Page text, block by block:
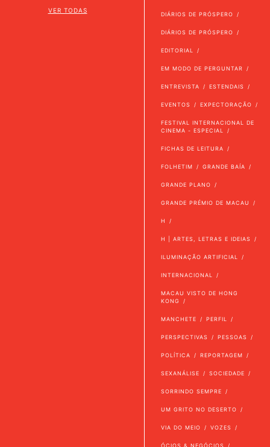
VER TODAS
DIÁRIOS DE PRÓSPERO
DIÁRIOS DE PRÓSPERO
EDITORIAL
EM MODO DE PERGUNTAR
ENTREVISTA ESTENDAIS
EVENTOS EXPECTORAÇÃO
FESTIVAL INTERNACIONAL DE
CINEMA - ESPECIAL
FICHAS DE LEITURA
FOLHETIM GRANDE BAÍA
GRANDE PLANO
GRANDE PRÉMIO DE MACAU
H
H | ARTES, LETRAS E IDEIAS
ILUMINAÇÃO ARTIFICIAL
INTERNACIONAL
MACAU VISTO DE HONG
KONG
MANCHETE PERFIL
PERSPECTIVAS PESSOAS
POLÍTICA REPORTAGEM
SEXANÁLISE SOCIEDADE
SORRINDO SEMPRE
UM GRITO NO DESERTO
VIA DO MEIO VOZES
ÓCIOS & NEGÓCIOS